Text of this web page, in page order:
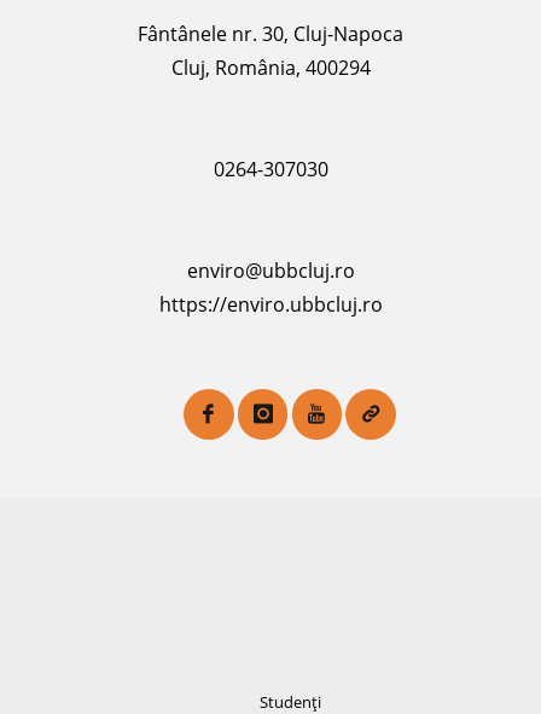
Fântânele nr. 30, Cluj-Napoca
Cluj, România, 400294
0264-307030
enviro@ubbcluj.ro
https://enviro.ubbcluj.ro
Studenți